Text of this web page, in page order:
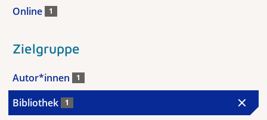
Online 1
Zielgruppe
Autor*innen 1
Bibliothek 1